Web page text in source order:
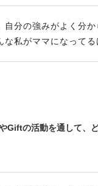
自分の強みがよく分
な私がママになって
Giftの活動を通して、